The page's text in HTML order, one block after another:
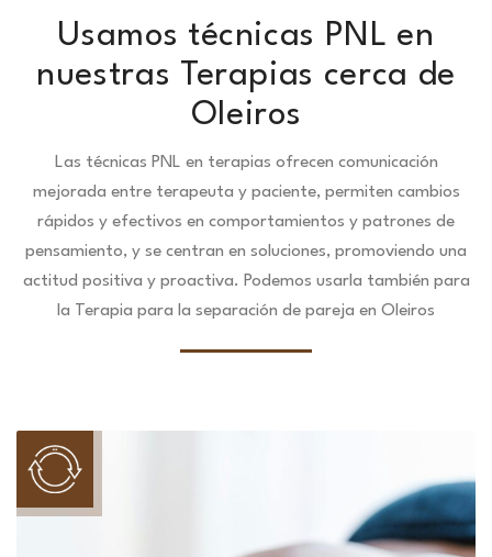
Usamos técnicas PNL en
nuestras Terapias cerca de
Oleiros
Las técnicas PNL en terapias ofrecen comunicación
mejorada entre terapeuta y paciente, permiten cambios
rápidos y efectivos en comportamientos y patrones de
pensamiento, y se centran en soluciones, promoviendo una
actitud positiva y proactiva. Podemos usarla también para
la Terapia para la separación de pareja en Oleiros